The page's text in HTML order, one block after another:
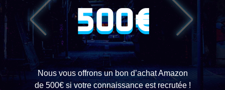
500€
Nous vous offrons un bon d’achat Amazon
de 500€ si votre connaissance est recrutée !